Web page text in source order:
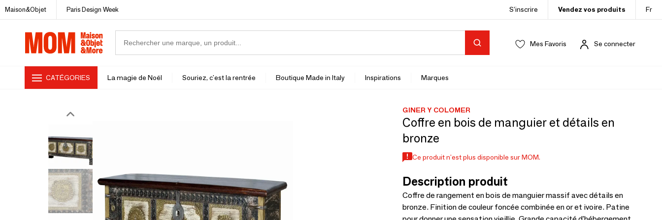
Maison&Objet Paris Design Week S’inscrire Vendez vos produits Fr
Mes Favoris Se connecter
CATÉGORIES La magie de Noël Souriez, c'est la rentrée Boutique Made in Italy Inspirations Marques
GINER Y COLOMER
Coffre en bois de manguier et détails en
bronze
Ce produit n'est plus disponible sur MOM.
Description produit
Coffre de rangement en bois de manguier massif avec détails en
bronze. Finition de couleur foncée combinée en or et ivoire. Patine